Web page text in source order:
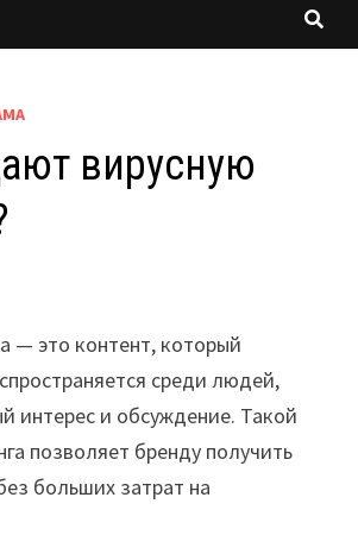
вирусную
— это контент, который
среди людей,
интерес и обсуждение. Такой
позволяет бренду получить
больших затрат на